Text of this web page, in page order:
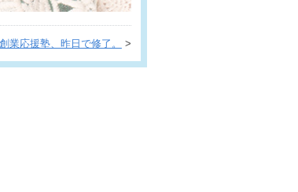
業応援塾、昨日で修了。 >